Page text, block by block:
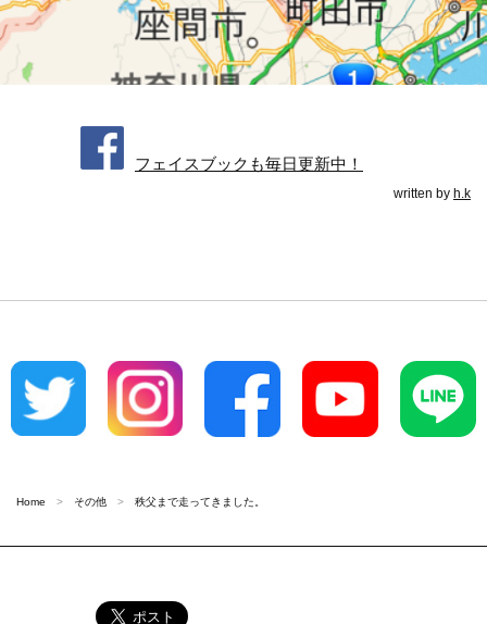
フェイスブックも毎日更新中！
written by h.k
Home その他 秩父まで走ってきました。